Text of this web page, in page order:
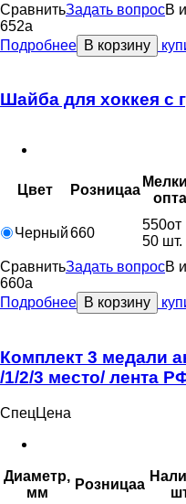
СравнитьЗадать вопросВ
652a
Подробнее В корзину
Шайба для хоккея с
Цвет Розницаa
оптa
Черный660
550от
50 шт.
СравнитьЗадать вопросВ
660a
Подробнее В корзину
Комплект 3 медали
/1/2/3 место/ лента
СпецЦена
Диаметр,
мм
Розницаa